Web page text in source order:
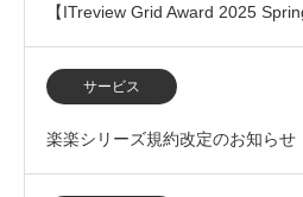
【ITreview Grid Award 2025
ステム部門で「L…
サービス
楽楽シリーズ規約改定のお知らせ